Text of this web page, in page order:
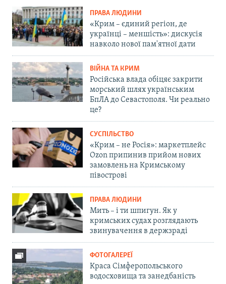
ПРАВА ЛЮДИНИ
«Крим – єдиний регіон, де
українці – меншість»: дискусія
навколо нової пам'ятної дати
ВІЙНА ТА КРИМ
Російська влада обіцяє закрити
морський шлях українським
БпЛА до Севастополя. Чи реально
це?
СУСПІЛЬСТВО
«Крим – не Росія»: маркетплейс
Ozon припинив прийом нових
замовлень на Кримському
півострові
ПРАВА ЛЮДИНИ
Мить – і ти шпигун. Як у
кримських судах розглядають
звинувачення в держзраді
ФОТОГАЛЕРЕЇ
Краса Сімферопольського
водосховища та занедбаність